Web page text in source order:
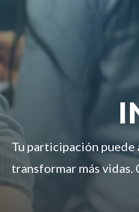
Tu participación puede
transformar más